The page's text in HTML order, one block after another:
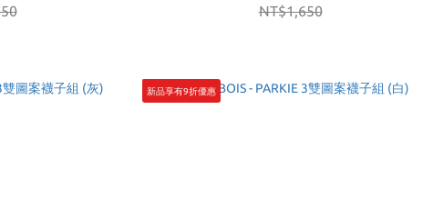
NT$1,650
新品享有9折優惠